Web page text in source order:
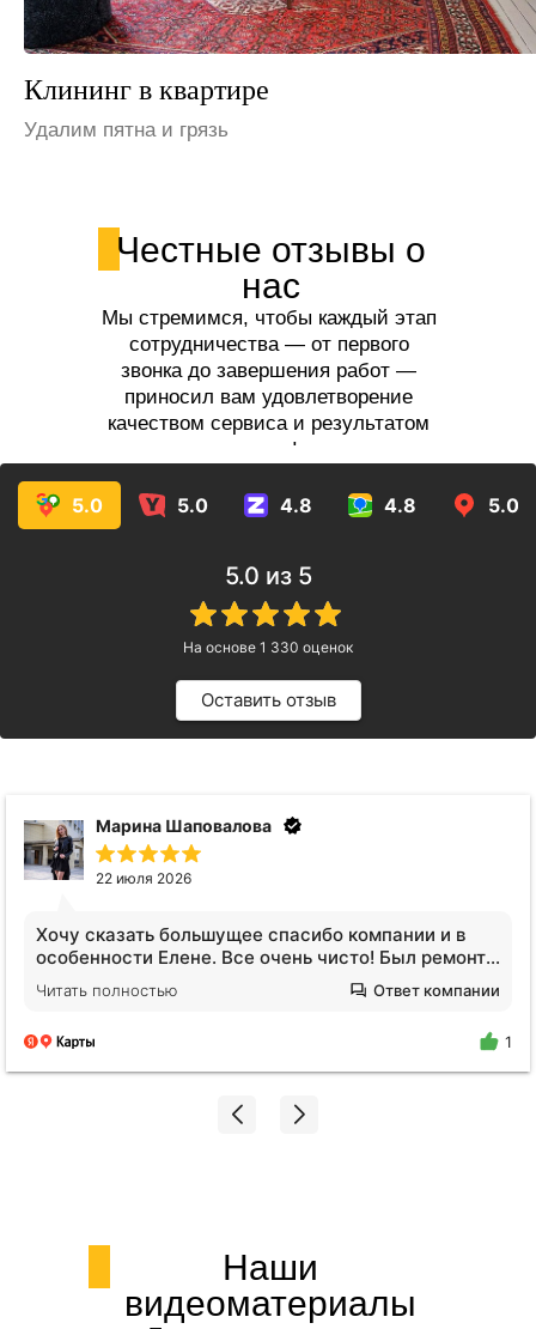
Клининг на даче
Устраним неприятные запахи
Честные отзывы о
нас
Мы стремимся, чтобы каждый этап
сотрудничества — от первого
звонка до завершения работ —
приносил вам удовлетворение
качеством сервиса и результатом
услуг!
5.0 5.0 4.8 4.8 5.0
5.0 из 5
На основе 1 330 оценок
Оставить отзыв
Анна Видинеева
17 июля 2026
Обратилась за услугами клининга. Квартира после
сложных жильцов, вся кухня в жире, ощещение
будто никто не убирался годами. Отмыли все!
Плитка на полу оказалась не черной, я нигде не
легче стало. Спасибо огромное Екатерине!!!
Читать полностью Ответ компании
1
Наши
видеоматериалы